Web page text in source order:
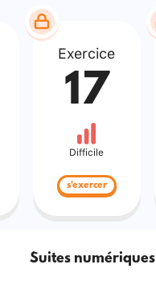
Exercice
17
Difficile
s'exercer
Suites numériques